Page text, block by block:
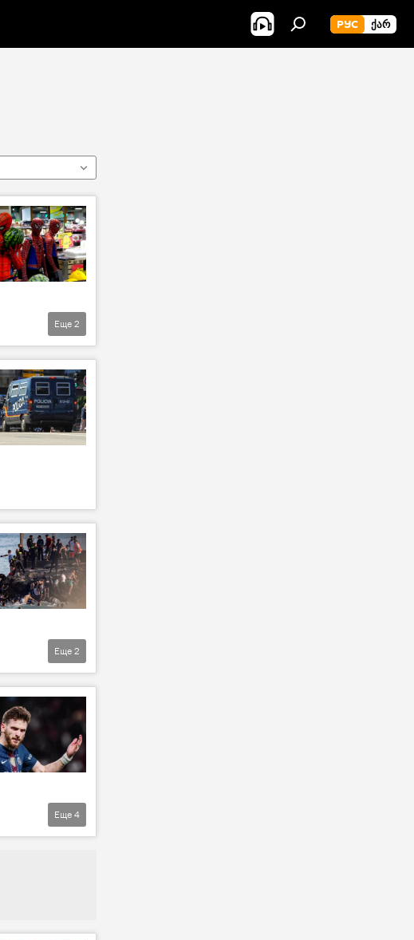
РУС ᲥᲐᲠ
Еще 2
Еще 2
Еще 4